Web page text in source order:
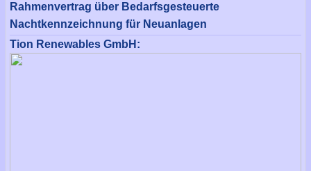
Rahmenvertrag über Bedarfsgesteuerte
Nachtkennzeichnung für Neuanlagen
Tion Renewables GmbH: